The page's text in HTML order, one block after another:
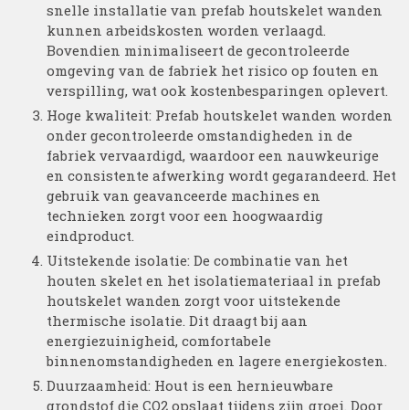
snelle installatie van prefab houtskelet wanden
kunnen arbeidskosten worden verlaagd.
Bovendien minimaliseert de gecontroleerde
omgeving van de fabriek het risico op fouten en
verspilling, wat ook kostenbesparingen oplevert.
Hoge kwaliteit: Prefab houtskelet wanden worden
onder gecontroleerde omstandigheden in de
fabriek vervaardigd, waardoor een nauwkeurige
en consistente afwerking wordt gegarandeerd. Het
gebruik van geavanceerde machines en
technieken zorgt voor een hoogwaardig
eindproduct.
Uitstekende isolatie: De combinatie van het
houten skelet en het isolatiemateriaal in prefab
houtskelet wanden zorgt voor uitstekende
thermische isolatie. Dit draagt bij aan
energiezuinigheid, comfortabele
binnenomstandigheden en lagere energiekosten.
Duurzaamheid: Hout is een hernieuwbare
grondstof die CO2 opslaat tijdens zijn groei. Door